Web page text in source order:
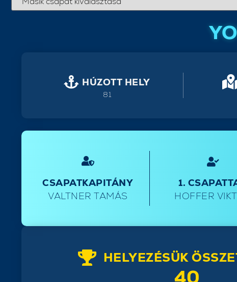
HÚZOTT HELY
81
CSAPATKAPITÁNY
VALTNER TAMÁS
1.
HOFFER
HELYEZÉSÜK
40